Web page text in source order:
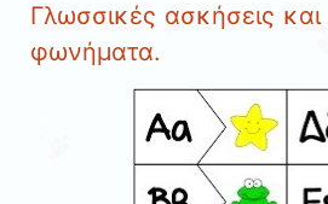
Γλωσσικές ασκήσεις και
φωνήματα.